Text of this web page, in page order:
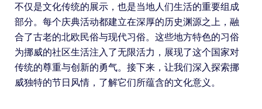
不仅是文化传统的展示，也是当地人们生活的重要组成
部分。每个庆典活动都建立在深厚的历史渊源之上，融
合了古老的北欧民俗与现代习俗。这些地方特色的习俗
为挪威的社区生活注入了无限活力，展现了这个国家对
传统的尊重与创新的勇气。接下来，让我们深入探索挪
威独特的节日风情，了解它们所蕴含的文化意义。